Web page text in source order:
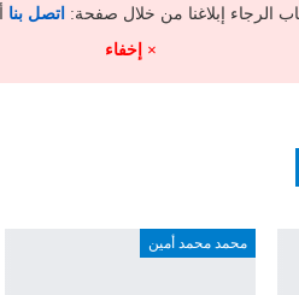
الرجاء إبلاغنا من خلال صفحة: اتصل بنا
× إخفاء
محمد محمد أمين